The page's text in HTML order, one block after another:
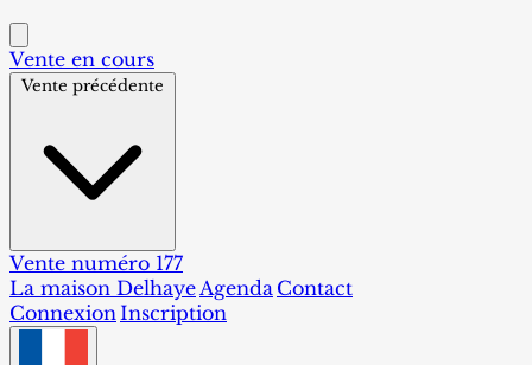
Vente en cours
Vente précédente
Vente numéro 177
La maison DelhayeAgenda Contact
ConnexionInscription